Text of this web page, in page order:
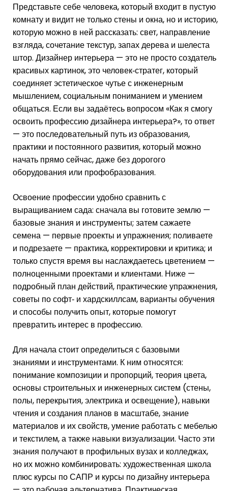
Представьте себе человека, который входит в пустую
комнату и видит не только стены и окна, но и историю,
которую можно в ней рассказать: свет, направление
взгляда, сочетание текстур, запах дерева и шелеста
штор. Дизайнер интерьера — это не просто создатель
красивых картинок, это человек‑стратег, который
соединяет эстетическое чутье с инженерным
мышлением, социальным пониманием и умением
общаться. Если вы задаётесь вопросом «Как я смогу
освоить профессию дизайнера интерьера?», то ответ
— это последовательный путь из образования,
практики и постоянного развития, который можно
начать прямо сейчас, даже без дорогого
оборудования или профобразования.
Освоение профессии удобно сравнить с
выращиванием сада: сначала вы готовите землю —
базовые знания и инструменты; затем сажаете
семена — первые проекты и упражнения; поливаете
и подрезаете — практика, корректировки и критика; и
только спустя время вы наслаждаетесь цветением —
полноценными проектами и клиентами. Ниже —
подробный план действий, практические упражнения,
советы по софт‑ и хардскиллсам, варианты обучения
и способы получить опыт, которые помогут
превратить интерес в профессию.
Для начала стоит определиться с базовыми
знаниями и инструментами. К ним относятся:
понимание композиции и пропорций, теория цвета,
основы строительных и инженерных систем (стены,
полы, перекрытия, электрика и освещение), навыки
чтения и создания планов в масштабе, знание
материалов и их свойств, умение работать с мебелью
и текстилем, а также навыки визуализации. Часто эти
знания получают в профильных вузах и колледжах,
но их можно комбинировать: художественная школа
плюс курсы по САПР и курсы по дизайну интерьера